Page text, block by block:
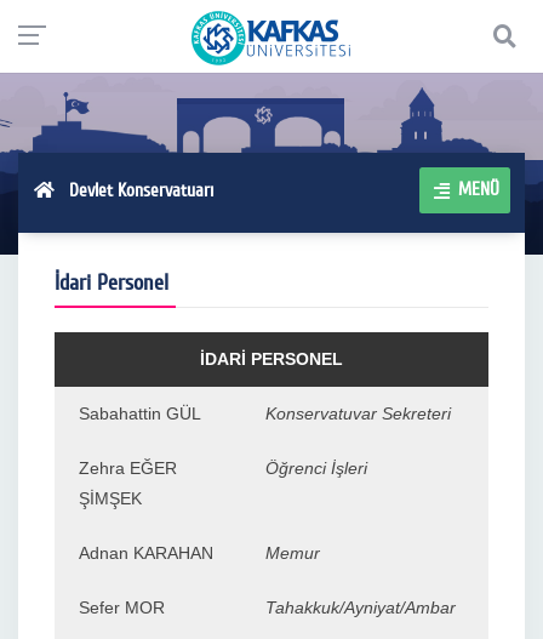
Devlet Konservatuarı MENÜ
İdari Personel
İDARİ PERSONEL
Sabahattin GÜL Konservatuvar Sekreteri
Zehra EĞER
ŞİMŞEK
Öğrenci İşleri
Adnan KARAHAN Memur
Sefer MOR Tahakkuk/Ayniyat/Ambar